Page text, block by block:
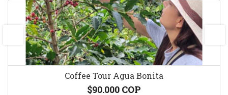
Coffee Tour Agua Bonita
$90.000 COP